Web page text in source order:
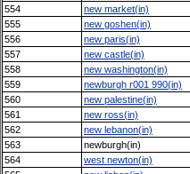
554
new market(in)
555
new goshen(in)
556
new paris(in)
557
new castle(in)
558
new washington(in)
559
newburgh r001 990(in)
560
new palestine(in)
561
new ross(in)
562
new lebanon(in)
563
newburgh(in)
564
west newton(in)